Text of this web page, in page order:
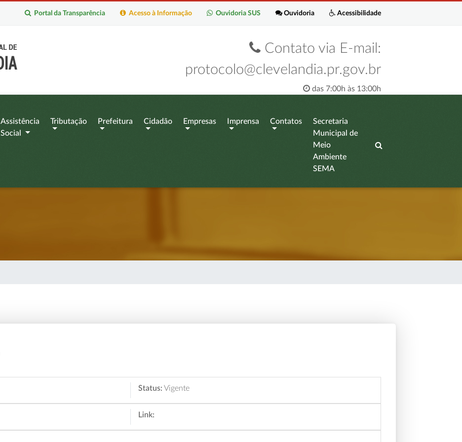
Acessibilidade
Ouvidoria
Ouvidoria SUS
Acesso à Informação
Portal da Transparência
Contato via E-mail:
protocolo@clevelandia.pr.gov.br
das 7:00h às 13:00h
Assistência
Social
Tributação Prefeitura Cidadão Empresas Imprensa Contatos
Secretaria
Municipal de
Meio
Ambiente
SEMA
Status: Vigente
Link: